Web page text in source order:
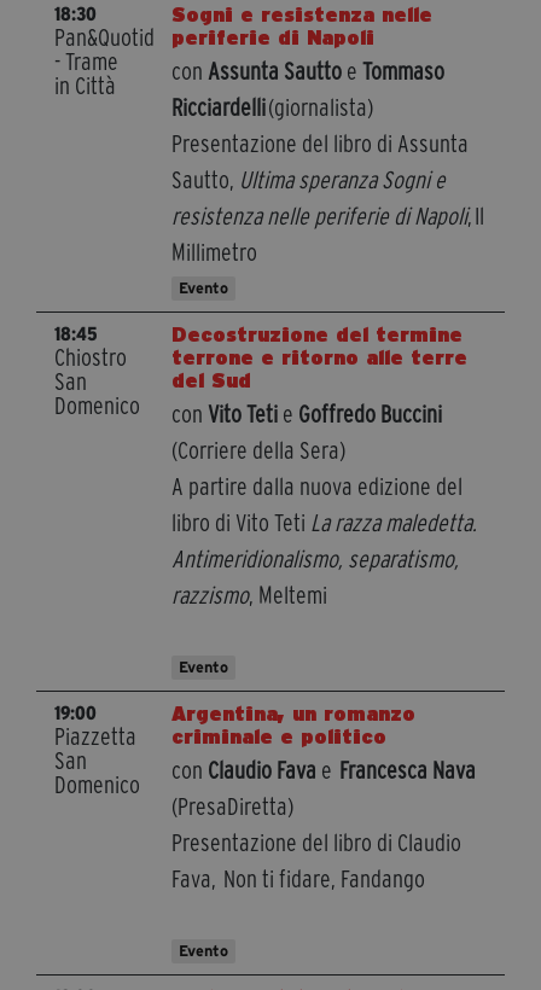
18:30
Pan&Quotidiano
- Trame
in Città
Sogni e resistenza nelle
periferie di Napoli
con Assunta Sautto e Tommaso
Ricciardelli(giornalista)
Presentazione del libro di Assunta
Sautto, Ultima speranza Sogni e
resistenza nelle periferie di Napoli, Il
Millimetro
Evento
18:45
Chiostro
San
Domenico
Decostruzione del termine
terrone e ritorno alle terre
del Sud
con Vito Teti e Goffredo Buccini
(Corriere della Sera)
A partire dalla nuova edizione del
libro di Vito Teti La razza maledetta.
Antimeridionalismo, separatismo,
razzismo, Meltemi
Evento
19:00
Piazzetta
San
Domenico
Argentina, un romanzo
criminale e politico
con Claudio Fava e Francesca Nava
(PresaDiretta)
Presentazione del libro di Claudio
Fava, Non ti fidare, Fandango
Evento